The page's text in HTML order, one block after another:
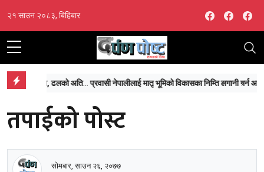
२१ साउन २०८३, बिहिबार Facebook
‘माईतीघर डुबानको मुख्य कारण प्राकृतिक जलाशयको विनाश, ढलको अतिक्रमण र टुकुचाको उल्टो चाप’
तपाईको पोस्ट
सोमबार, साउन २६, २०७७